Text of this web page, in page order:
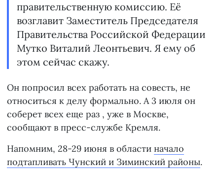
правительственную комиссию. Её
возглавит Заместитель Председателя
Правительства Российской Федерации
Мутко Виталий Леонтьевич. Я ему об
этом сейчас скажу.
Он попросил всех работать на совесть, не
относиться к делу формально. А 3 июля он
соберет всех еще раз , уже в Москве,
сообщают в пресс-службе Кремля.
Напомним, 28-29 июня в области начало
подтапливать Чунский и Зиминский районы.